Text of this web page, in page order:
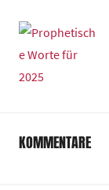
KOMMENTARE